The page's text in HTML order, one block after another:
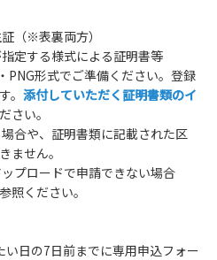
（※表裏両方）
定する様式による証明書等
PNG形式でご準備ください。登録
。 添付していただく証明書類のイ
さい。
合や、証明書類に記載された区
ません。
プロードで申請できない場合
照ください。
い日の7日前までに専用申込フォー